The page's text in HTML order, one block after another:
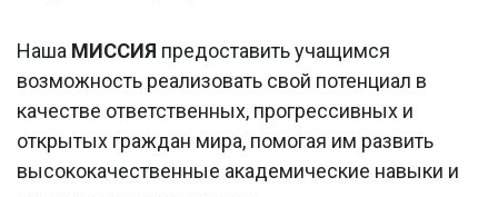
Наша МИССИЯ предоставить учащимся
возможность реализовать свой потенциал в
качестве ответственных, прогрессивных и
открытых граждан мира, помогая им развить
высококачественные академические навыки и